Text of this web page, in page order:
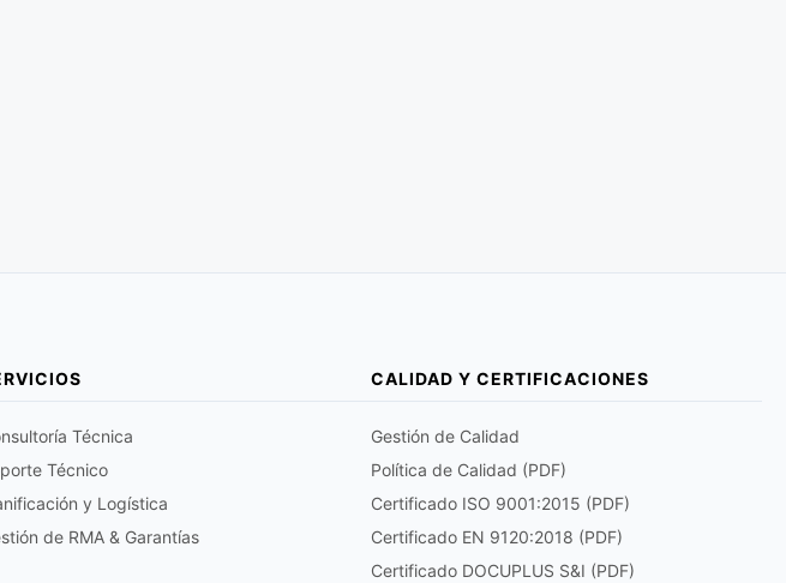
Técnica
Técnico
y Logística
de RMA & Garantías
CALIDAD Y CERTIFICACIONES
Gestión de Calidad
Política de Calidad (PDF)
Certificado ISO 9001:2015 (PDF)
Certificado EN 9120:2018 (PDF)
Certificado DOCUPLUS S&I (PDF)